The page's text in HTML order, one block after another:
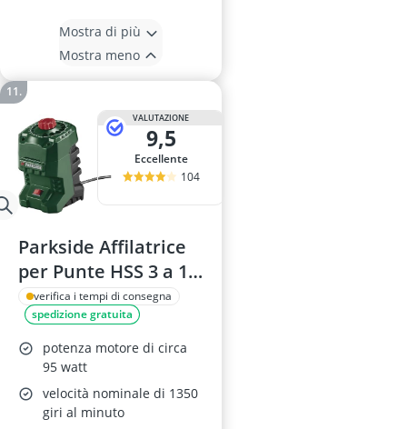
Mostra di più
Mostra meno
VALUTAZIONE
9,5
Eccellente
104
Parkside Affilatrice
per Punte HSS 3 a 12
mm
verifica i tempi di consegna
spedizione gratuita
potenza motore di circa
95 watt
velocità nominale di 1350
giri al minuto